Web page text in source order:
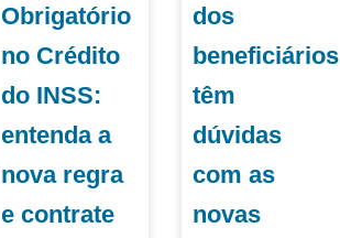
Obrigatório
no Crédito
do INSS:
entenda a
nova regra
e contrate
dos
beneficiários
têm
dúvidas
com as
novas